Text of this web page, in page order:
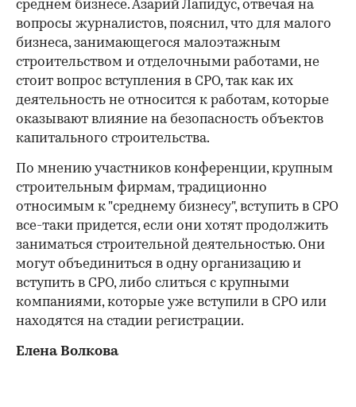
среднем бизнесе. Азарий Лапидус, отвечая на
вопросы журналистов, пояснил, что для малого
бизнеса, занимающегося малоэтажным
строительством и отделочными работами, не
стоит вопрос вступления в СРО, так как их
деятельность не относится к работам, которые
оказывают влияние на безопасность объектов
капитального строительства.
По мнению участников конференции, крупным
строительным фирмам, традиционно
относимым к "среднему бизнесу", вступить в СРО
все-таки придется, если они хотят продолжить
заниматься строительной деятельностью. Они
могут объединиться в одну организацию и
вступить в СРО, либо слиться с крупными
компаниями, которые уже вступили в СРО или
находятся на стадии регистрации.
Елена Волкова